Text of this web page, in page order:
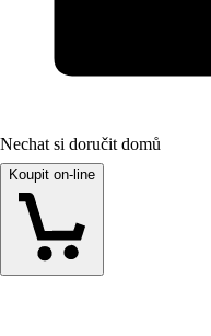
Nechat si doručit domů
Koupit on-line